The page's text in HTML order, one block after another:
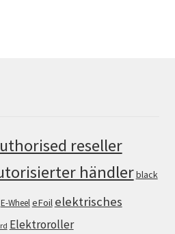
reseller
händlerblack
E-WheeleFoil elektrisches
Elektroroller